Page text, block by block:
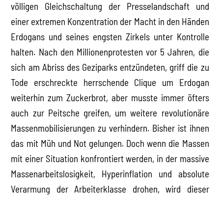
völligen Gleichschaltung der Presselandschaft und
einer extremen Konzentration der Macht in den Händen
Erdogans und seines engsten Zirkels unter Kontrolle
halten. Nach den Millionenprotesten vor 5 Jahren, die
sich am Abriss des Geziparks entzündeten, griff die zu
Tode erschreckte herrschende Clique um Erdogan
weiterhin zum Zuckerbrot, aber musste immer öfters
auch zur Peitsche greifen, um weitere revolutionäre
Massenmobilisierungen zu verhindern. Bisher ist ihnen
das mit Müh und Not gelungen. Doch wenn die Massen
mit einer Situation konfrontiert werden, in der massive
Massenarbeitslosigkeit, Hyperinflation und absolute
Verarmung der Arbeiterklasse drohen, wird dieser